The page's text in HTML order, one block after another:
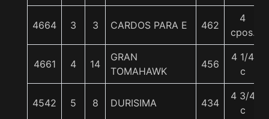
4664 3 3 CARDOS PARA E 462
4
cpos.
4661 4 14
GRAN
TOMAHAWK
456
4 1/4
c
4542 5 8 DURISIMA 434
4 3/4
c